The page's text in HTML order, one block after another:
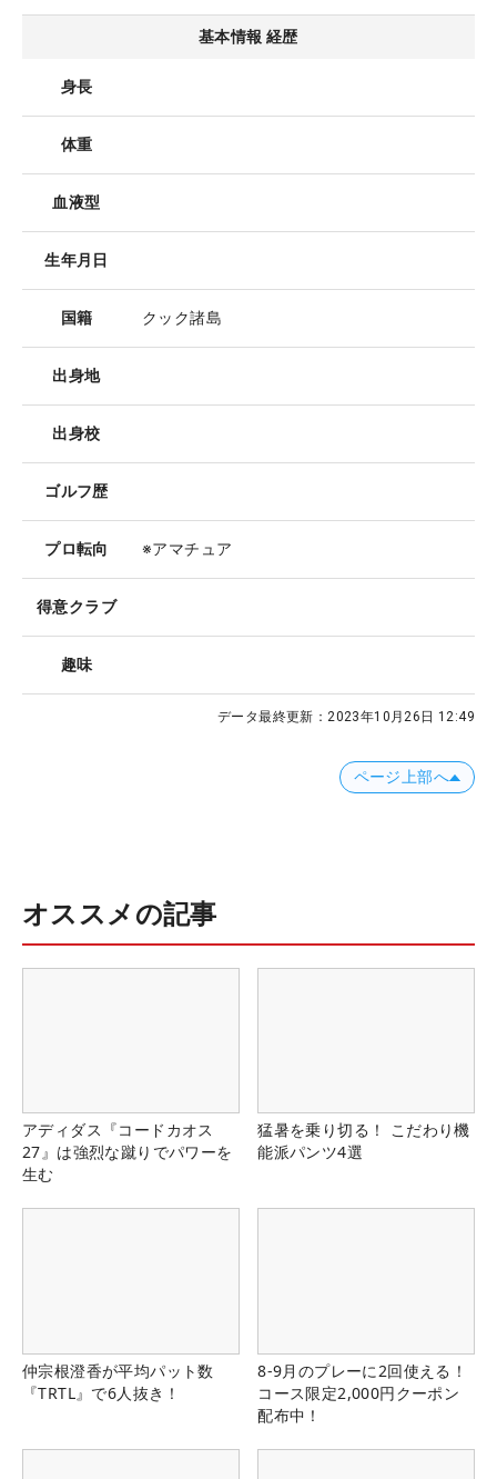
基本情報 経歴
身長
体重
血液型
生年月日
国籍 クック諸島
出身地
出身校
ゴルフ歴
プロ転向 ※アマチュア
得意クラブ
趣味
データ最終更新：2023年10月26日 12:49
ページ上部へ
オススメの記事
アディダス『コードカオス
27』は強烈な蹴りでパワーを
生む
猛暑を乗り切る！ こだわり機
能派パンツ4選
仲宗根澄香が平均パット数
『TRTL』で6人抜き！
8-9月のプレーに2回使える！
コース限定2,000円クーポン
配布中！